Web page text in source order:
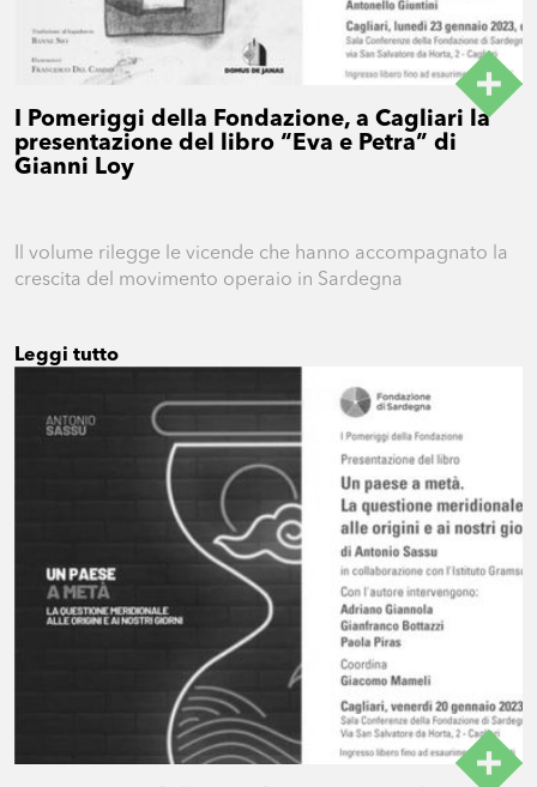
I Pomeriggi della Fondazione, a Cagliari la
presentazione del libro “Eva e Petra” di
Gianni Loy
Il volume rilegge le vicende che hanno accompagnato la
crescita del movimento operaio in Sardegna
Leggi tutto